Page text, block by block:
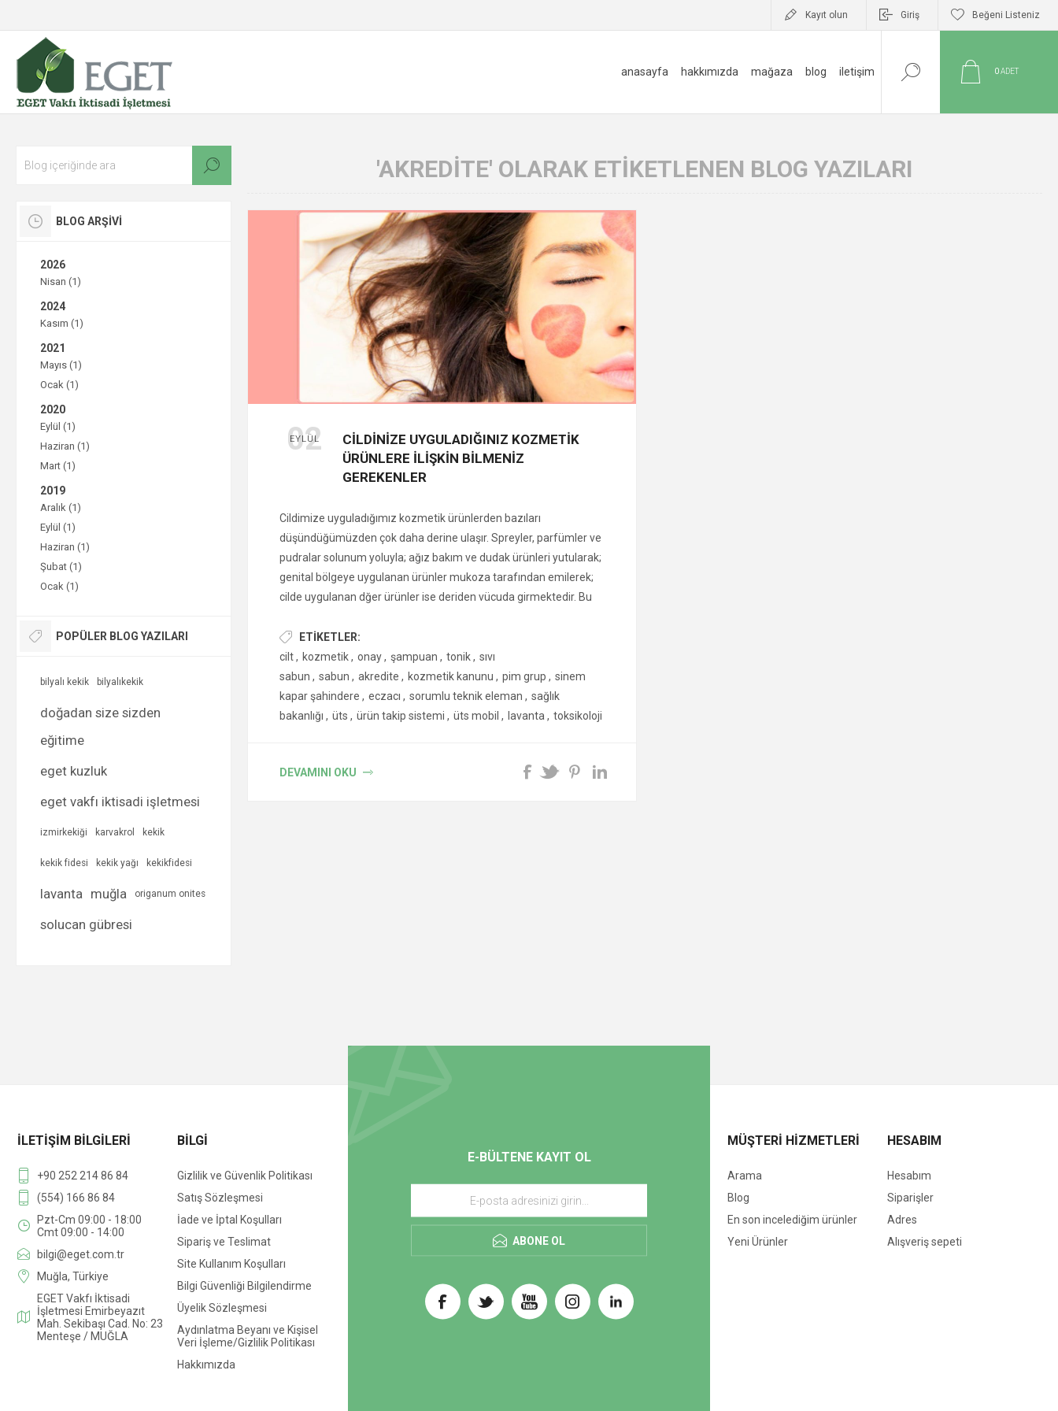
Kayıt olun Giriş Beğeni Listeniz
anasayfa hakkımızda mağaza blog i̇letişim 0ADET
'AKREDITE' OLARAK ETIKETLENEN BLOG YAZILARI
02
EYLÜL
CİLDİNİZE UYGULADIĞINIZ KOZMETİK
ÜRÜNLERE İLİŞKİN BİLMENİZ
GEREKENLER
Cildimize uyguladığımız kozmetik ürünlerden bazıları
düşündüğümüzden çok daha derine ulaşır. Spreyler, parfümler ve
pudralar solunum yoluyla; ağız bakım ve dudak ürünleri yutularak;
genital bölgeye uygulanan ürünler mukoza tarafından emilerek;
cilde uygulanan dğer ürünler ise deriden vücuda girmektedir. Bu
son derece önemlidir. Kozmetik ürünler, Sağlık Bakanlığı’nın
belirlediği kurallara uygun olarak piyasaya sunulmalıdır. Ancak,
kozmetik ürünlerin piyasaya arzında onay söz konusu değildir;
ürünler, bildirimi yapıldıktan sonra piyasaya sunulabilir.
ETIKETLER:
cilt, kozmetik, onay, şampuan , tonik, sıvı
sabun , sabun , akredite , kozmetik kanunu , pim grup , sinem
kapar şahindere , eczacı , sorumlu teknik eleman , sağlık
bakanlığı , üts , ürün takip sistemi , üts mobil , lavanta , toksikoloji
DEVAMINI OKU
BLOG ARŞIVI
2026
Nisan (1)
2024
Kasım (1)
2021
Mayıs (1)
Ocak (1)
2020
Eylül (1)
Haziran (1)
Mart (1)
2019
Aralık (1)
Eylül (1)
Haziran (1)
Şubat (1)
Ocak (1)
POPÜLER BLOG YAZILARI
bilyalı kekik bilyalıkekik
doğadan size sizden
eğitime
eget kuzluk
eget vakfı iktisadi işletmesi
izmirkekiği karvakrol kekik
kekik fidesi kekik yağı kekikfidesi
lavanta muğla origanum onites
solucan gübresi
E-BÜLTENE KAYIT OL
ABONE OL
İLETIŞIM BILGILERI
+90 252 214 86 84
(554) 166 86 84
Pzt-Cm 09:00 - 18:00
Cmt 09:00 - 14:00
bilgi@eget.com.tr
Muğla, Türkiye
EGET Vakfı İktisadi
İşletmesi Emirbeyazıt
Mah. Sekibaşı Cad. No: 23
Menteşe / MUĞLA
BILGI
Gizlilik ve Güvenlik Politikası
Satış Sözleşmesi
İade ve İptal Koşulları
Sipariş ve Teslimat
Site Kullanım Koşulları
Bilgi Güvenliği Bilgilendirme
Üyelik Sözleşmesi
Aydınlatma Beyanı ve Kişisel
Veri İşleme/Gizlilik Politikası
Hakkımızda
MÜŞTERI HIZMETLERI
Arama
Blog
En son incelediğim ürünler
Yeni Ürünler
HESABIM
Hesabım
Siparişler
Adres
Alışveriş sepeti